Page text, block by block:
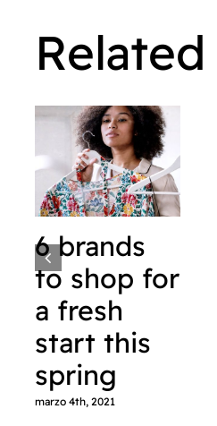
6 brands
to shop for
a fresh
start this
spring
marzo 4th, 2021